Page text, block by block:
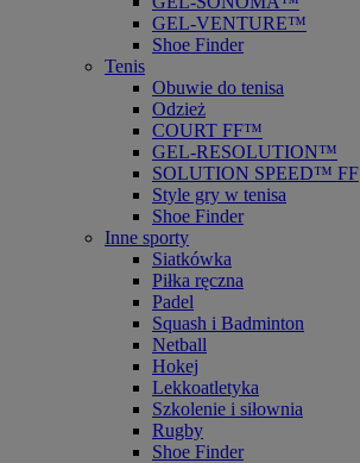
GEL-VENTURE™
Shoe Finder
Tenis
Obuwie do tenisa
Odzież
COURT FF™
GEL-RESOLUTION™
SOLUTION SPEED™ FF
Style gry w tenisa
Shoe Finder
Inne sporty
Siatkówka
Piłka ręczna
Padel
Squash i Badminton
Netball
Hokej
Lekkoatletyka
Szkolenie i siłownia
Rugby
Shoe Finder